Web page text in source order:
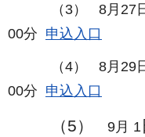
（3） 8月27日
00分 申込入口
（4） 8月29日
00分 申込入口
（5） 9月 1